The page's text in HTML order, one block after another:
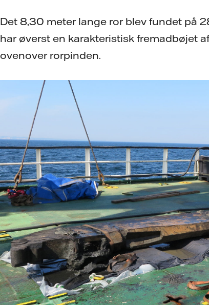
Det 8,30 meter lange ror blev fundet på
har øverst en karakteristisk fremadbøjet
ovenover rorpinden.